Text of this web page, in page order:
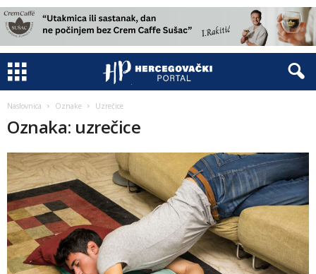
Naslovnica Oznake Uzrečice
Oznaka: uzrečice